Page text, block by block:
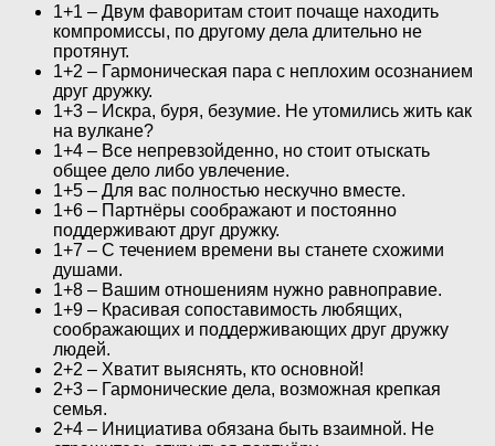
1+1 – Двум фаворитам стоит почаще находить
компромиссы, по другому дела длительно не
протянут.
1+2 – Гармоническая пара с неплохим осознанием
друг дружку.
1+3 – Искра, буря, безумие. Не утомились жить как
на вулкане?
1+4 – Все непревзойденно, но стоит отыскать
общее дело либо увлечение.
1+5 – Для вас полностью нескучно вместе.
1+6 – Партнёры соображают и постоянно
поддерживают друг дружку.
1+7 – С течением времени вы станете схожими
душами.
1+8 – Вашим отношениям нужно равноправие.
1+9 – Красивая сопоставимость любящих,
соображающих и поддерживающих друг дружку
людей.
2+2 – Хватит выяснять, кто основной!
2+3 – Гармонические дела, возможная крепкая
семья.
2+4 – Инициатива обязана быть взаимной. Не